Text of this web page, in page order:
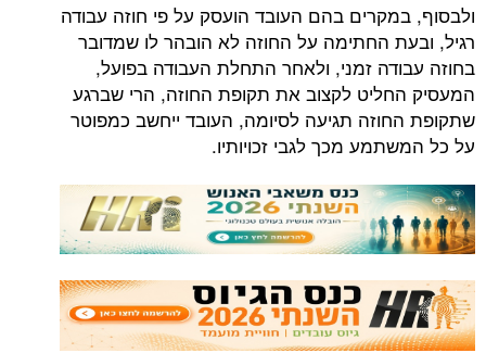
ולבסוף, במקרים בהם העובד הועסק על פי חוזה עבודה
רגיל, ובעת החתימה על החוזה לא הובהר לו שמדובר
בחוזה עבודה זמני, ולאחר התחלת העבודה בפועל,
המעסיק החליט לקצוב את תקופת החוזה, הרי שברגע
שתקופת החוזה תגיעה לסיומה, העובד ייחשב כמפוטר
על כל המשתמע מכך לגבי זכויותיו.